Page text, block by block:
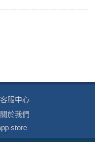
客服中心
關於我們